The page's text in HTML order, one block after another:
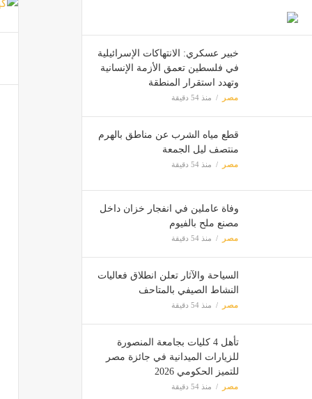
خبير عسكري: الانتهاكات الإسرائيلية
في فلسطين تعمق الأزمة الإنسانية
وتهدد استقرار المنطقة
مصر منذ 54 دقيقة
قطع مياه الشرب عن مناطق بالهرم
منتصف ليل الجمعة
مصر منذ 54 دقيقة
وفاة عاملين في انفجار خزان داخل
مصنع ملح بالفيوم
مصر منذ 54 دقيقة
السياحة والآثار تعلن انطلاق فعاليات
النشاط الصيفي بالمتاحف
مصر منذ 54 دقيقة
تأهل 4 كليات بجامعة المنصورة
للزيارات الميدانية في جائزة مصر
للتميز الحكومي 2026
مصر منذ 54 دقيقة